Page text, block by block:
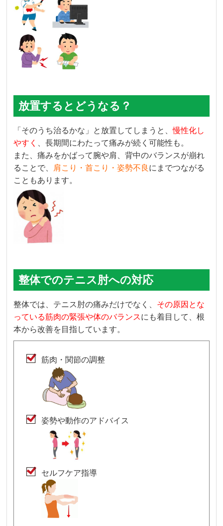
放置するとどうなる？
「そのうち治るかな」と放置してしまうと、慢性化し
やすく
、長期間にわたって痛みが続く可能性も。
また、痛みをかばって腕や肩、背中のバランスが崩れ
ることで、
肩こり・首こり・姿勢不良 にまでつながる
こともあります。
整体でのテニス肘への対応
整体では、テニス肘の痛みだけでなく、 その原因とな
っている筋肉の緊張や体のバランスにも着目して、根
本から改善を目指しています。
筋肉・関節の調整
姿勢や動作のアドバイス
セルフケア指導